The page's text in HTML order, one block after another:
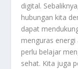
digital.
hubungan kita
dapat
menguras
perlu belajar
sehat. Kita juga